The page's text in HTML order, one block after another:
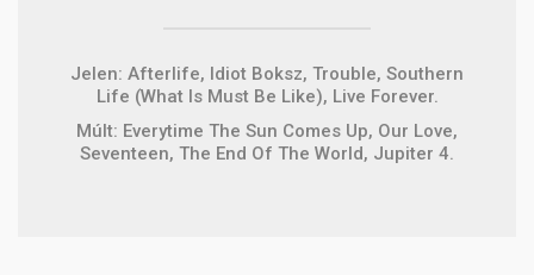
Jelen: Afterlife, Idiot Boksz, Trouble, Southern
Life (What Is Must Be Like), Live Forever.
Múlt: Everytime The Sun Comes Up, Our Love,
Seventeen, The End Of The World, Jupiter 4.